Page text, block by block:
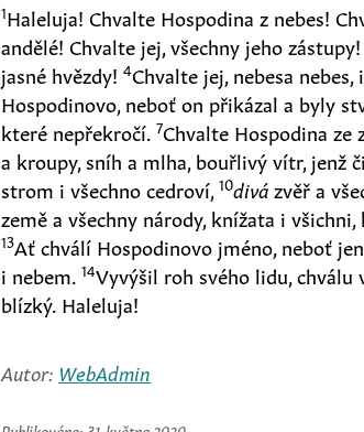
1Haleluja! Chvalte Hospodina z nebes!
andělé! Chvalte jej, všechny jeho
jasné hvězdy!4Chvalte jej, nebesa
Hospodinovo, neboť on přikázal a byly
které nepřekročí.7Chvalte Hospodina ze
a kroupy, sníh a mlha, bouřlivý vítr, jenž
strom i všechno cedroví,10divá zvěř a
země a všechny národy, knížata i
13Ať chválí Hospodinovo jméno, neboť
i nebem.14Vyvýšil roh svého lidu, chválu
blízký. Haleluja!
Autor: WebAdmin